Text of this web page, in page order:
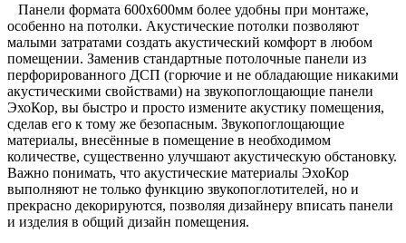
Панели формата 600х600мм более удобны при монтаже,
особенно на потолки. Акустические потолки позволяют
малыми затратами создать акустический комфорт в любом
помещении. Заменив стандартные потолочные панели из
перфорированного ДСП (горючие и не обладающие никакими
акустическими свойствами) на звукопоглощающие панели
ЭхоКор, вы быстро и просто измените акустику помещения,
сделав его к тому же безопасным. Звукопоглощающие
материалы, внесённые в помещение в необходимом
количестве, существенно улучшают акустическую обстановку.
Важно понимать, что акустические материалы ЭхоКор
выполняют не только функцию звукопоглотителей, но и
прекрасно декорируются, позволяя дизайнеру вписать панели
и изделия в общий дизайн помещения.